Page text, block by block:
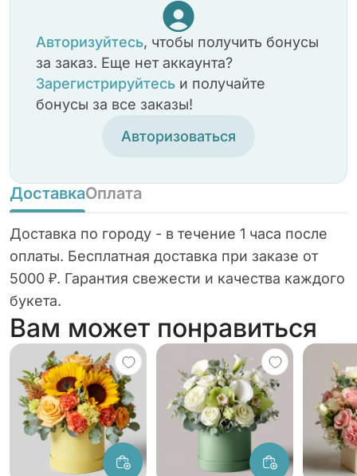
Авторизуйтесь, чтобы получить бонусы
за заказ. Еще нет аккаунта?
Зарегистрируйтесь и получайте
бонусы за все заказы!
Авторизоваться
ДоставкаОплата
Доставка по городу - в течение 1 часа после
оплаты. Бесплатная доставка при заказе от
5000 ₽. Гарантия свежести и качества каждого
букета.
Вам может понравиться